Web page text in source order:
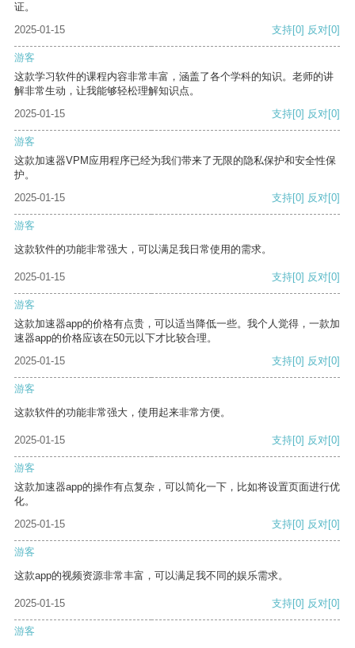
证。
2025-01-15
支持[0] 反对[0]
游客
这款学习软件的课程内容非常丰富，涵盖了各个学科的知识。老师的讲
解非常生动，让我能够轻松理解知识点。
2025-01-15
支持[0] 反对[0]
游客
这款加速器VPM应用程序已经为我们带来了无限的隐私保护和安全性保
护。
2025-01-15
支持[0] 反对[0]
游客
这款软件的功能非常强大，可以满足我日常使用的需求。
2025-01-15 支持[0] 反对[0]
游客
这款加速器app的价格有点贵，可以适当降低一些。我个人觉得，一款加
速器app的价格应该在50元以下才比较合理。
2025-01-15
支持[0] 反对[0]
游客
这款软件的功能非常强大，使用起来非常方便。
2025-01-15 支持[0] 反对[0]
游客
这款加速器app的操作有点复杂，可以简化一下，比如将设置页面进行优
化。
2025-01-15
支持[0] 反对[0]
游客
这款app的视频资源非常丰富，可以满足我不同的娱乐需求。
2025-01-15 支持[0] 反对[0]
游客